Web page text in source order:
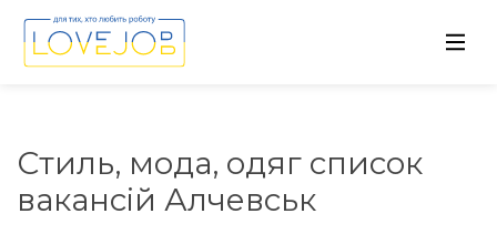
Стиль, мода, одяг список
вакансій Алчевськ